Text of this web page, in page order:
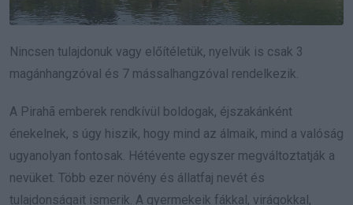
Nincsen tulajdonuk vagy előítéletük, nyelvük is csak 3
magánhangzóval és 7 mássalhangzóval rendelkezik.
A Pirahã emberek rendkívül boldogak, éjszakánként
énekelnek, s úgy hiszik, hogy mind az álmaik, mind a valóság
ugyanolyan fontosak. Hétévente egyszer megváltoztatják a
nevüket. Több ezer növény és állatfaj nevét és
tulajdonságait ismerik. A gyermekeik fákkal, virágokkal,